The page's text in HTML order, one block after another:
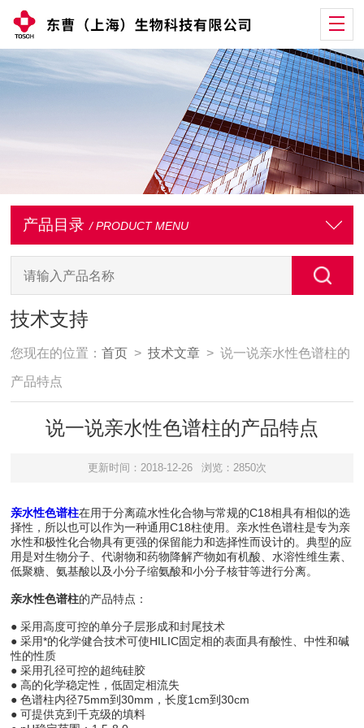
产品目录 / PRODUCT MENU
技术支持
您现在的位置：首页 >技术文章 > 说一说亲水性色谱柱的
产品特点
说一说亲水性色谱柱的产品特点
更新时间：2018-12-26 浏览：2850次
亲水性色谱柱在用于分离疏水性化合物与常规的C18相具有相似的选
择性，所以也可以作为一种通用C18柱使用。亲水性色谱柱是专为亲
水性和极性化合物具有更强的保留能力和选择性而设计的。典型的应
用是对生物分子、代谢物和药物降解产物如有机酸、水溶性维生素、
低聚糖、氨基酸以及小分子缩氨酸和小分子核苷等进行分离。
亲水性色谱柱的产品特点：
● 采用高度可控的单分子层形成和封尾技术
● 采用*的化学健合技术可使HILIC固定相的表面具有酸性、中性和碱
性的性质
● 采用孔径可控的超纯硅胶
● 高的化学稳定性，低固定相流失
● 色谱柱内径75mm到30mm，长度1cm到30cm
● 可提供克到千克级的填料